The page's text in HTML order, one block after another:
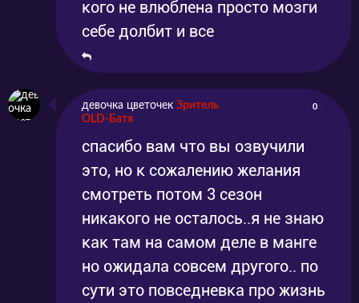
кого не влюблена просто мозги
себе долбит и все
девочка цветочек Зритель
OLD-Батя
0
спасибо вам что вы озвучили
это, но к сожалению желания
смотреть потом 3 сезон
никакого не осталось..я не знаю
как там на самом деле в манге
но ожидала совсем другого.. по
сути это повседневка про жизнь